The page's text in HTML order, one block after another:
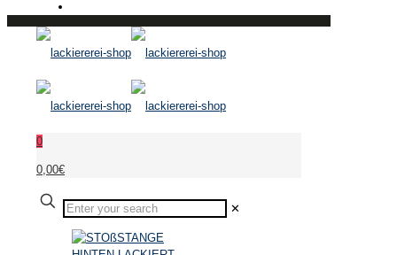
0
0,00€
✕